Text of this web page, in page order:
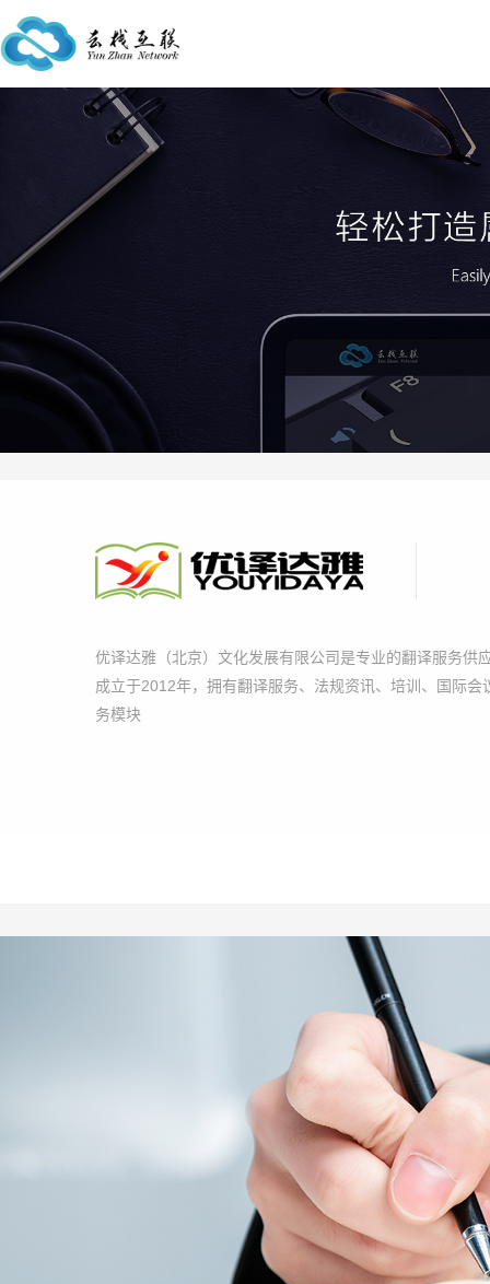
优译达雅（北京）文化发展有限公司是专业的翻译服务供
成立于2012年，拥有翻译服务、法规资讯、培训、国际会
务模块